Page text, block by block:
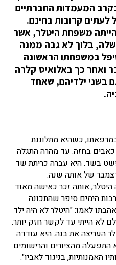
המעמדות החברתיים
לעתים קרובות בחינם.
משפחת היטלר, אשר
בלוך לא גבה ממנה
במשפחתו הראשונה
ואחר כך באלואיס קלרה
בשני ילדיהם, שאחד
במרפאתו, כשהיא מתלוננת
בחזה. עד מהרה התגלה
בשד. היא עברה כריתת שד
אותה זכר כאישה מאוד
הימים סיפר שהתכונה
לאמו: "היטלר לא היה ילד
לא הייתי עד לקשר חזק יותר.
העריצה את בנה. היא עודדה
התפעלה מהציורים והרישומים
האמנותיות, בניגוד לאביו".